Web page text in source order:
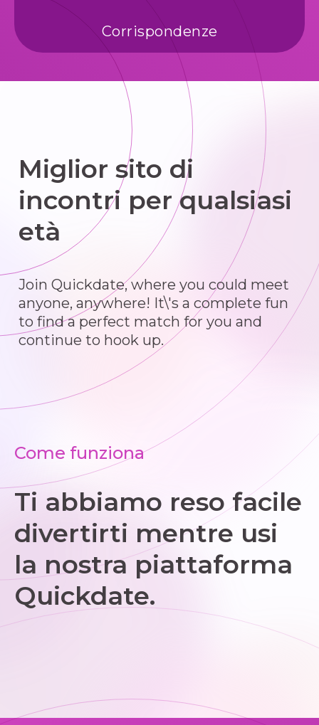
Corrispondenze
Miglior sito di
incontri per qualsiasi
età
Join Quickdate, where you could meet
anyone, anywhere! It\'s a complete fun
to find a perfect match for you and
continue to hook up.
Come funziona
Ti abbiamo reso facile
divertirti mentre usi
la nostra piattaforma
Quickdate.